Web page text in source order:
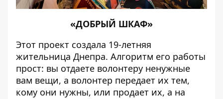
«ДОБРЫЙ ШКАФ»
Этот проект создала 19-летняя
жительница Днепра. Алгоритм его работы
прост: вы отдаете волонтеру ненужные
вам вещи, а волонтер передает их тем,
кому они нужны, или продает их, а на